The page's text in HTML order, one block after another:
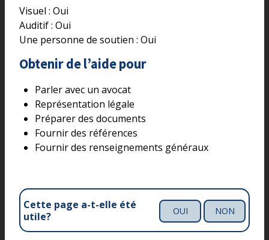
Visuel : Oui
Auditif : Oui
Une personne de soutien : Oui
Obtenir de l’aide pour
Parler avec un avocat
Représentation légale
Préparer des documents
Fournir des références
Fournir des renseignements généraux
Cette page a-t-elle été
utile?
OUI NON